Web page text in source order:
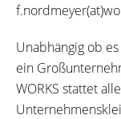
Unabhängig ob
ein
WORKS stattet